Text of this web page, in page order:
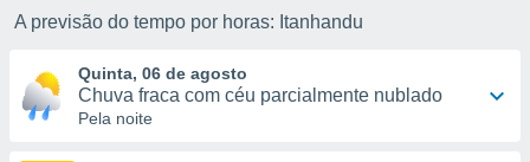
a este
e
A previsão do tempo por horas: Itanhandu
Quinta, 06 de agosto
Chuva fraca com céu parcialmente nublado
Pela noite